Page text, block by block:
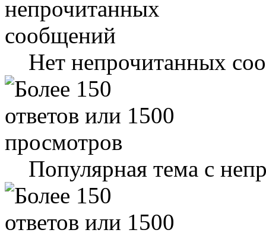
Нет непрочитанных
Популярная тема с